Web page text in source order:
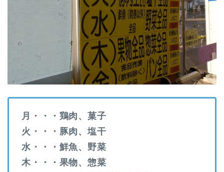
月・・・鶏肉、菓子
火・・・豚肉、塩干
水・・・鮮魚、野菜
木・・・果物、惣菜